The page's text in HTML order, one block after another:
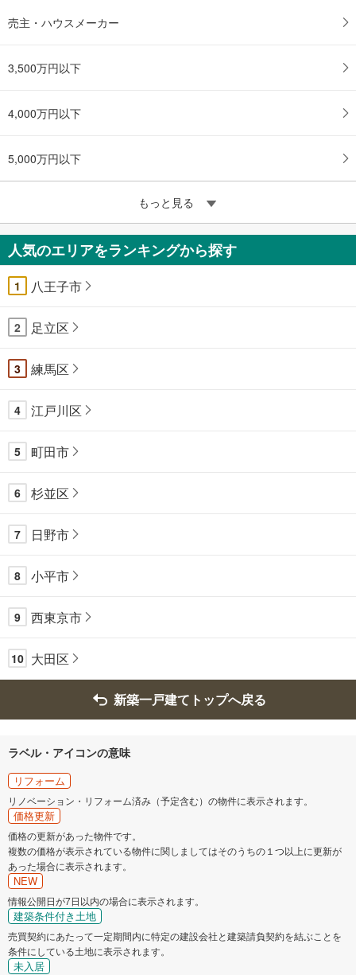
売主・ハウスメーカー
3,500万円以下
4,000万円以下
5,000万円以下
もっと見る
人気のエリアをランキングから探す
1 八王子市
2 足立区
3 練馬区
4 江戸川区
5 町田市
6 杉並区
7 日野市
8 小平市
9 西東京市
10 大田区
新築一戸建てトップへ戻る
ラベル・アイコンの意味
リフォーム
リノベーション・リフォーム済み（予定含む）の物件に表示されます。
価格更新
価格の更新があった物件です。
複数の価格が表示されている物件に関しましてはそのうちの１つ以上に更新が
あった場合に表示されます。
NEW
情報公開日が7日以内の場合に表示されます。
建築条件付き土地
売買契約にあたって一定期間内に特定の建設会社と建築請負契約を結ぶことを
条件にしている土地に表示されます。
未入居